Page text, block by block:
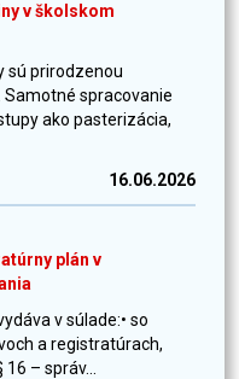
v školskom
sú prirodzenou
spracovanie
ako pasterizácia,
16.06.2026
plán v
v súlade:• so
a registratúrach,
– správ...